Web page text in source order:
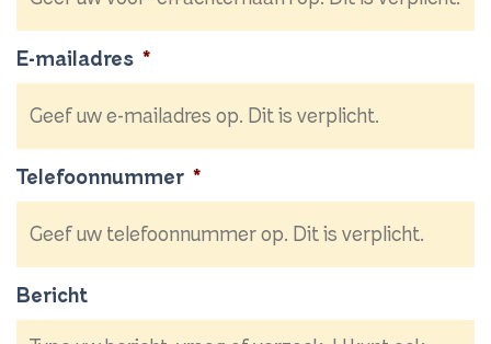
E-mailadres *
Telefoonnummer *
Bericht